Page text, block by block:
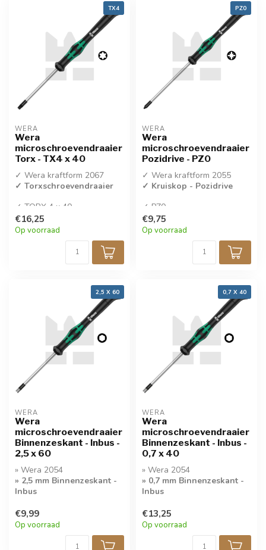
TX4
WERA
Wera
microschroevendraaier
Torx - TX4 x 40
✓ Wera kraftform 2067
✓ Torxschroevendraaier
✓ TORX 4 x 40
✓ Per stuk verkocht
€16,25
Op voorraad
PZ0
WERA
Wera
microschroevendraaier
Pozidrive - PZ0
✓ Wera kraftform 2055
✓ Kruiskop - Pozidrive
✓ PZ0
✓ Per stuk verkocht
€9,75
Op voorraad
2,5 X 60
WERA
Wera
microschroevendraaier
Binnenzeskant - Inbus -
2,5 x 60
» Wera 2054
» 2,5 mm Binnenzeskant -
Inbus
» Kwaliteit
Microschroevendraaier
€9,99
Op voorraad
0,7 X 40
WERA
Wera
microschroevendraaier
Binnenzeskant - Inbus -
0,7 x 40
» Wera 2054
» 0,7 mm Binnenzeskant -
Inbus
» Kwaliteit
Microschroevendraaier
€13,25
Op voorraad